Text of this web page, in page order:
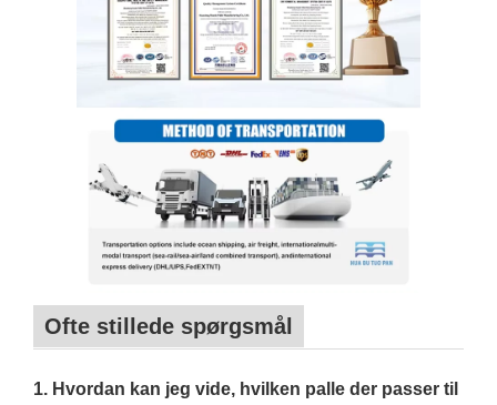
Ofte stillede spørgsmål
1. Hvordan kan jeg vide, hvilken palle der passer til